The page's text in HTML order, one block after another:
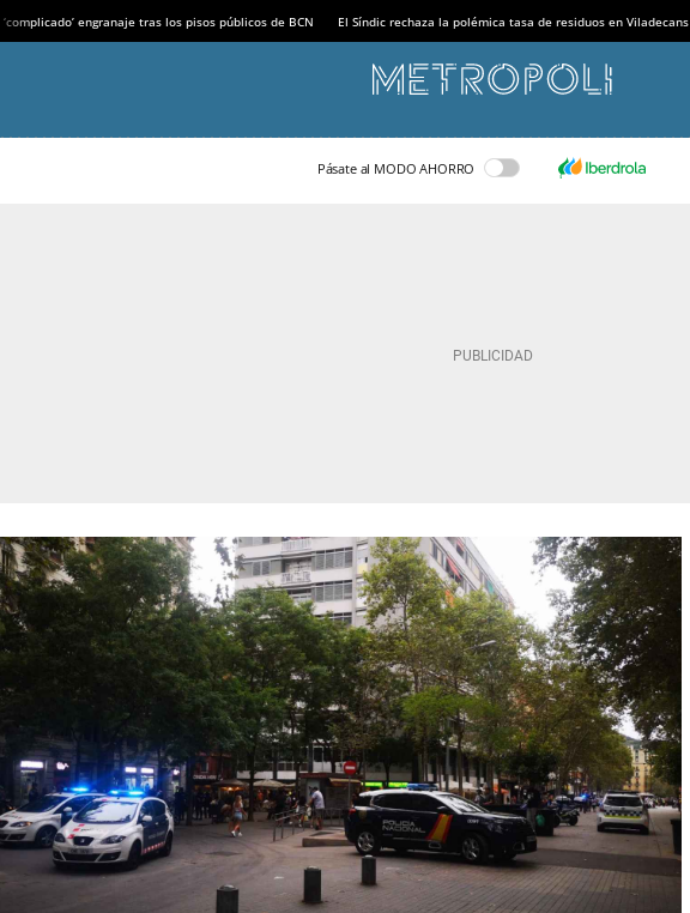
‘complicado’ engranaje tras los pisos públicos de BCN El Síndic rechaza la polémica tasa de residuos en Viladecans
Pásate al MODO AHORRO